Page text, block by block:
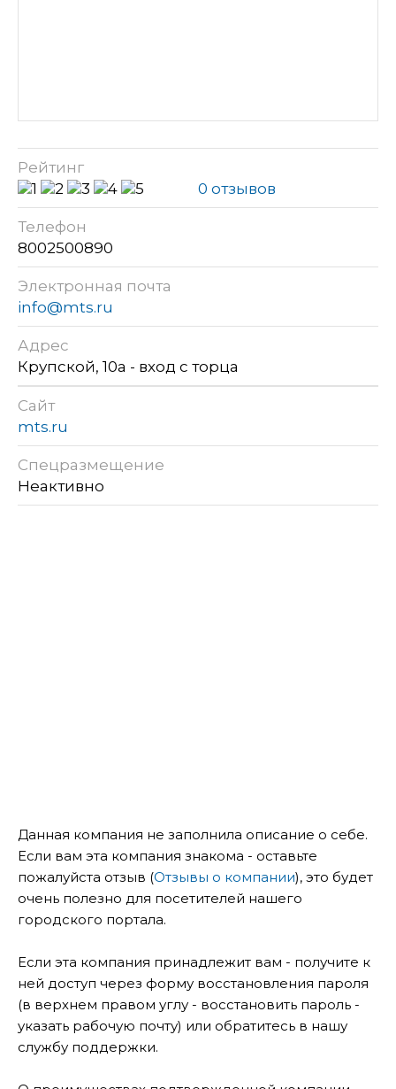
Рейтинг
0 отзывов
Телефон
8002500890
Электронная почта
info@mts.ru
Адрес
Крупской, 10а - вход с торца
Сайт
mts.ru
Спецразмещение
Неактивно
Данная компания не заполнила описание о себе.
Если вам эта компания знакома - оставьте
пожалуйста отзыв (Отзывы о компании), это будет
очень полезно для посетителей нашего
городского портала.
Если эта компания принадлежит вам - получите к
ней доступ через форму восстановления пароля
(в верхнем правом углу - восстановить пароль -
указать рабочую почту) или обратитесь в нашу
службу поддержки.